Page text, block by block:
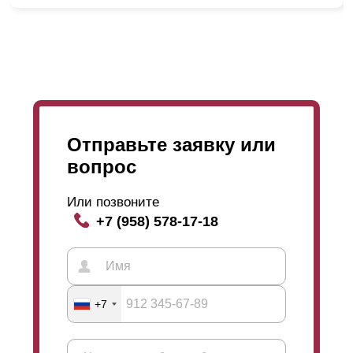
Отправьте заявку или
вопрос
Или позвоните
+7 (958) 578-17-18
+7